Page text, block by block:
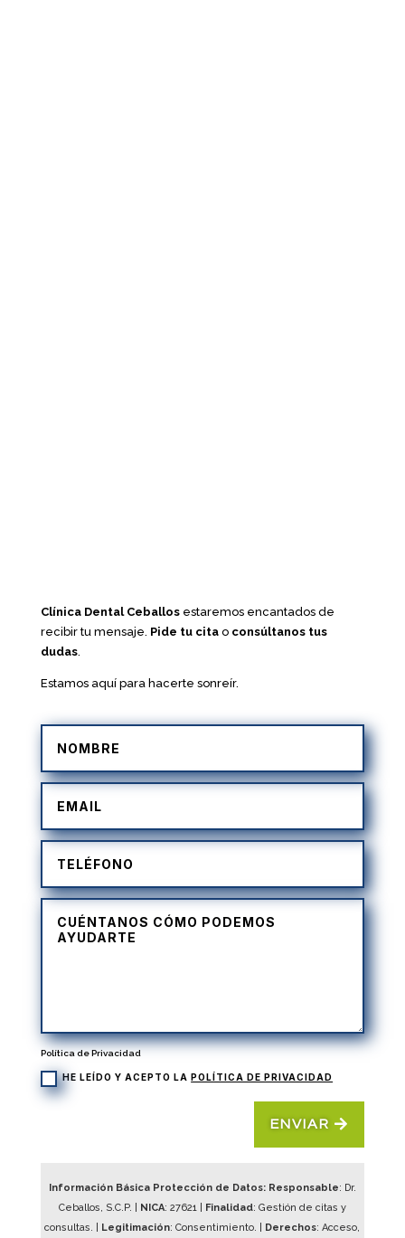
Clínica Dental Ceballosestaremos encantados de
recibir tu mensaje. Pide tu citao consúltanos tus
dudas.
Estamos aquí para hacerte sonreír.
Política de Privacidad
HE LEÍDO Y ACEPTO LA POLÍTICA DE PRIVACIDAD
ENVIAR
Información Básica Protección de Datos: Responsable: Dr.
Ceballos, S.C.P. |
NICA: 27621| Finalidad: Gestión de citas y
consultas. |
Legitimación: Consentimiento. | Derechos: Acceso,